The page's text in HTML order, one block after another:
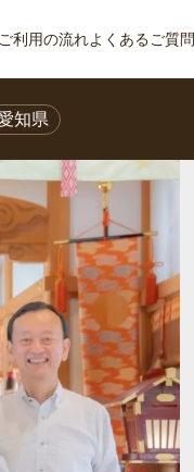
ご利用の流れよくあるご質問
知県